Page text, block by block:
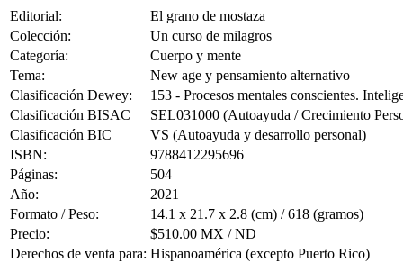
Editorial:
El grano de mostaza
Colección:
Un curso de milagros
Categoría:
Cuerpo y mente
Tema:
New age y pensamiento alternativo
Clasificación Dewey:
153 - Procesos mentales conscientes.
Clasificación BISAC
SEL031000 (Autoayuda / Crecimiento
Clasificación BIC
VS (Autoayuda y desarrollo personal)
ISBN:
9788412295696
Páginas:
504
Año:
2021
Formato / Peso:
14.1 x 21.7 x 2.8 (cm) / 618 (gramos)
Precio:
$510.00 MX / ND
Derechos de venta para: Hispanoamérica (excepto Puerto Rico)